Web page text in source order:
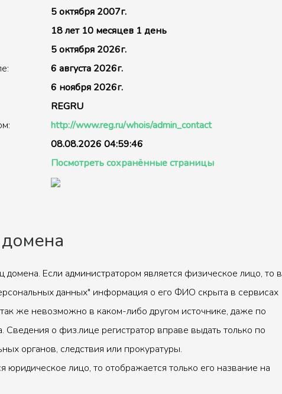
5 октября 2007г.
18 лет 10 месяцев 1 день
5 октября 2026г.
6 августа 2026г.
6 ноября 2026г.
REGRU
http://www.reg.ru/whois/admin_contact
08.08.2026 04:59:46
Посмотреть сохранённые страницы
Если администратором является физическое лицо, то в
данных" информация о его ФИО скрыта в сервисах
же невозможно в каком-либо другом источнике, даже по
Сведения о физ.лице регистратор вправе выдать только по
органов, следствия или прокуратуры.
юридическое лицо, то отображается только его название на